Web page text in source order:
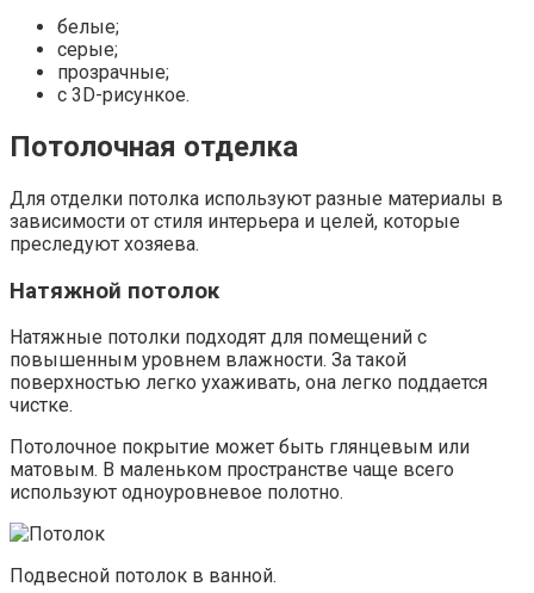
белые;
серые;
прозрачные;
с 3D-рисункое.
Потолочная отделка
Для отделки потолка используют разные материалы в
зависимости от стиля интерьера и целей, которые
преследуют хозяева.
Натяжной потолок
Натяжные потолки подходят для помещений с
повышенным уровнем влажности. За такой
поверхностью легко ухаживать, она легко поддается
чистке.
Потолочное покрытие может быть глянцевым или
матовым. В маленьком пространстве чаще всего
используют одноуровневое полотно.
Подвесной потолок в ванной.